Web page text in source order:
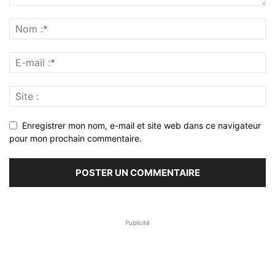
Enregistrer mon nom, e-mail et site web dans ce navigateur
pour mon prochain commentaire.
Publicité